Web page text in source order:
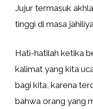
Jujur termasuk
tinggi di masa
Hati-hatilah ketika
kalimat yang kita
bagi kita, karena
bahwa orang yang